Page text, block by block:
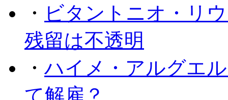
・ ビタントニオ・リ
残留は不透明
・ハイメ・アルグエ
て解雇？